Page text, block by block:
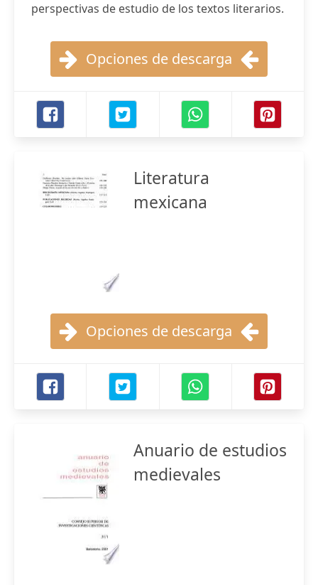
perspectivas de estudio de los textos literarios.
Opciones de descarga
Literatura
mexicana
Opciones de descarga
Anuario de estudios
medievales